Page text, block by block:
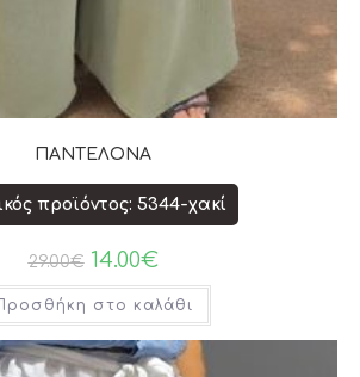
ΠΑΝΤΕΛΟΝΑ
προϊόντος: 5344-χακί
29.00€ 14.00€
στο καλάθι